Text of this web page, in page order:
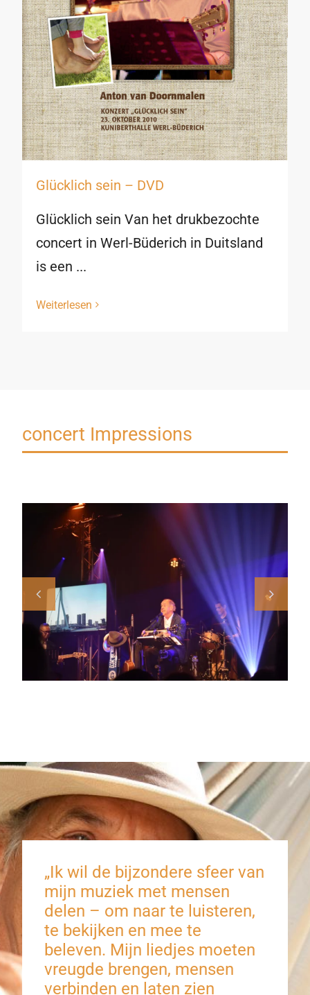
Glücklich sein – DVD
Glücklich sein Van het drukbezochte
concert in Werl-Büderich in Duitsland
is een ...
Weiterlesen
concert Impressions
„Ik wil de bijzondere sfeer van
mijn muziek met mensen
delen – om naar te luisteren,
te bekijken en mee te
beleven. Mijn liedjes moeten
vreugde brengen, mensen
verbinden en laten zien